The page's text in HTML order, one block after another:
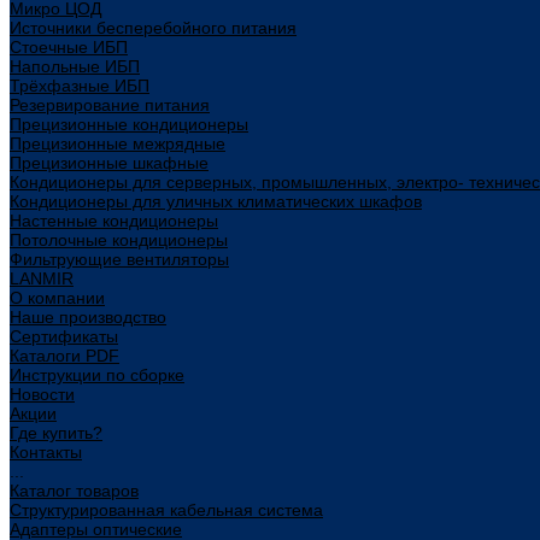
Микро ЦОД
Источники бесперебойного питания
Стоечные ИБП
Напольные ИБП
Трёхфазные ИБП
Резервирование питания
Прецизионные кондиционеры
Прецизионные межрядные
Прецизионные шкафные
Кондиционеры для серверных, промышленных, электро-
Кондиционеры для уличных климатических шкафов
Настенные кондиционеры
Потолочные кондиционеры
Фильтрующие вентиляторы
LANMIR
О компании
Наше производство
Сертификаты
Каталоги PDF
Инструкции по сборке
Новости
Акции
Где купить?
Контакты
Каталог товаров
Структурированная кабельная система
Адаптеры оптические